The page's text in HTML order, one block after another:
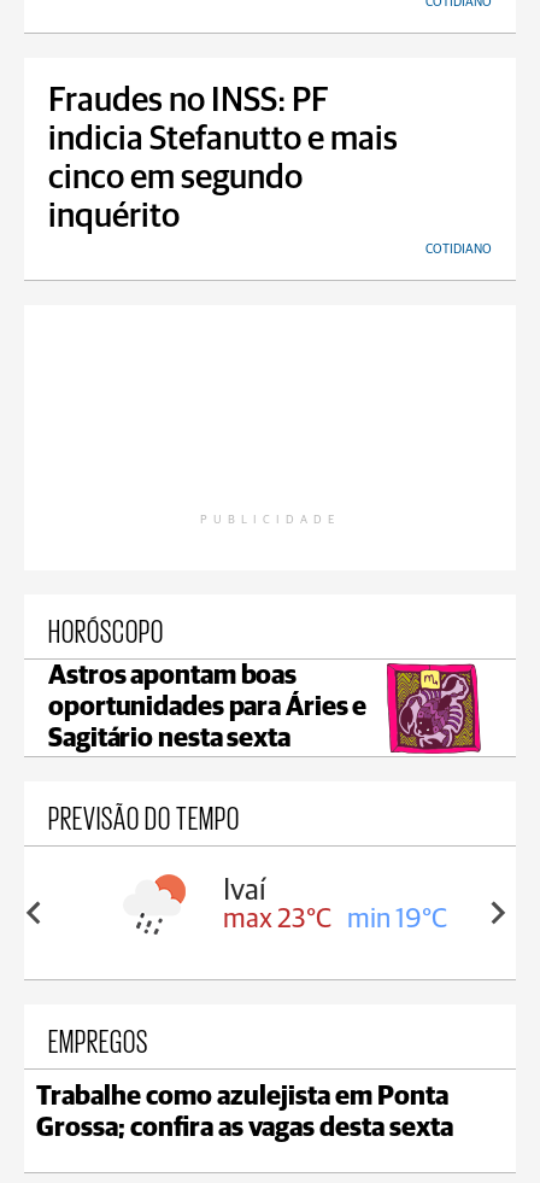
Fraudes no INSS: PF
indicia Stefanutto e mais
cinco em segundo
inquérito
COTIDIANO
PUBLICIDADE
HORÓSCOPO
Astros apontam boas
oportunidades para Áries e
Sagitário nesta sexta
PREVISÃO DO TEMPO
17°C
Ivaí
max 23°C min 19°C
EMPREGOS
Trabalhe como azulejista em Ponta
Grossa; confira as vagas desta sexta